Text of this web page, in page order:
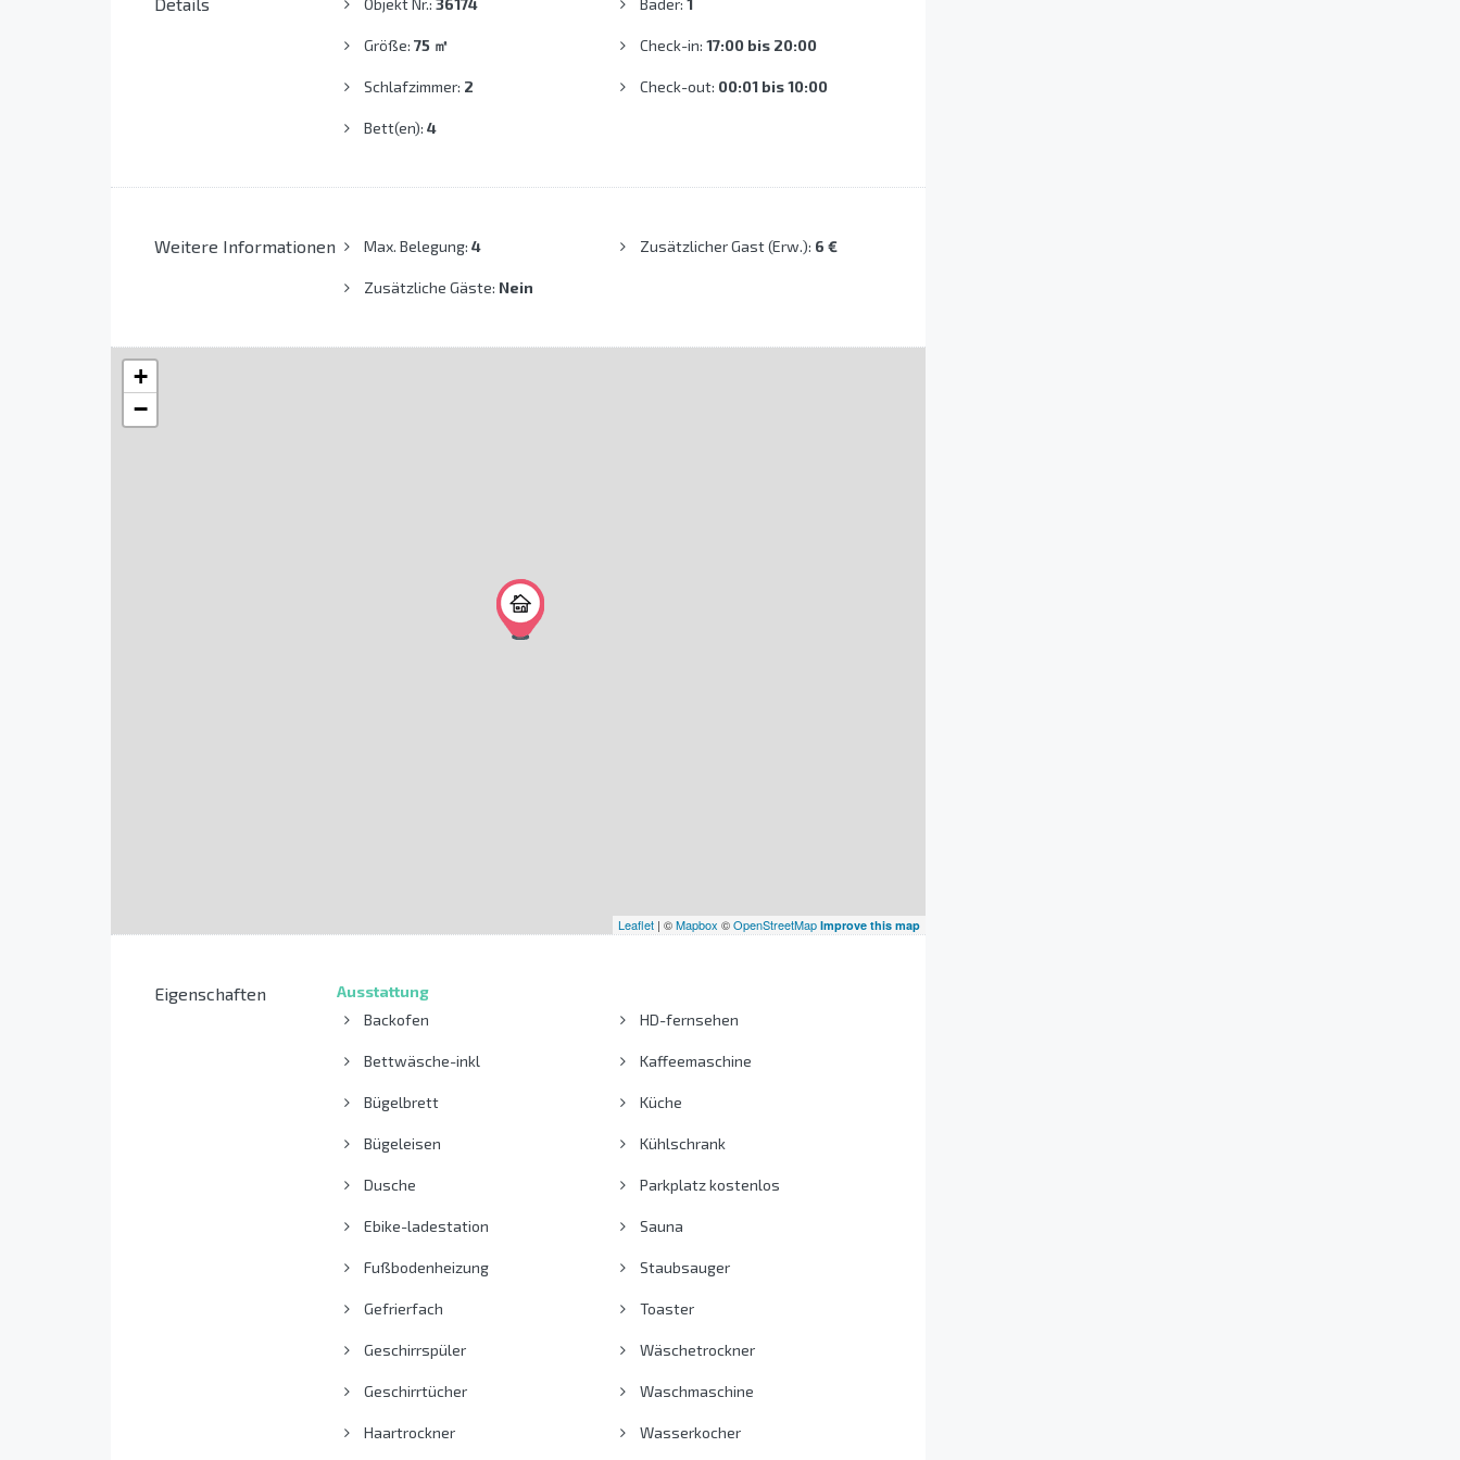
Objekt Nr.: 36174
Größe: 75 ㎡
Schlafzimmer: 2
Bett(en): 4
Bäder:1
Check-in:17:00 bis 20:00
Check-out: 00:01 bis 10:00
Weitere Informationen Max. Belegung: 4
Zusätzliche Gäste: Nein
Zusätzlicher Gast (Erw.): 6 €
+
−
Leaflet | ©Mapbox ©OpenStreetMap Improve this map
Eigenschaften
Ausstattung
Backofen
Bettwäsche-inkl
Bügelbrett
Bügeleisen
Dusche
Ebike-ladestation
Fußbodenheizung
Gefrierfach
Geschirrspüler
Geschirrtücher
Haartrockner
HD-fernsehen
Kaffeemaschine
Küche
Kühlschrank
Parkplatz kostenlos
Sauna
Staubsauger
Toaster
Wäschetrockner
Waschmaschine
Wasserkocher